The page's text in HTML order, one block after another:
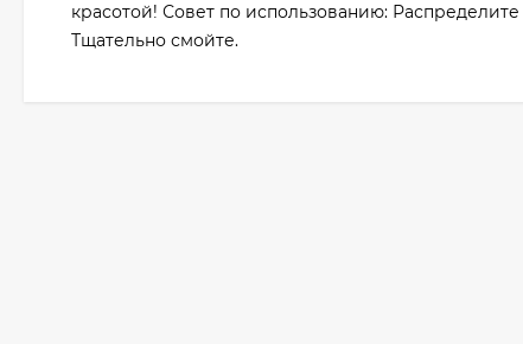
красотой! Совет по использованию:
Тщательно смойте.